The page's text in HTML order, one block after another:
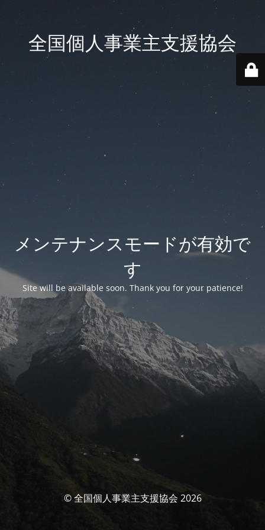
全国個人事業主支援協会
メンテナンスモードが有効で
す
Site will be available soon. Thank you for your patience!
© 全国個人事業主支援協会 2026